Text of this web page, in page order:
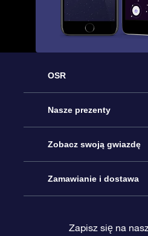
OSR
Obsługa
Kontakt
Blog
Nasze prezenty
Podarunek Gwiazda Online
Pakiet Podarunkowy OSR
Zobacz swoją gwiazdę
Rejestr Gwiazd
Zamawianie i dostawa
Zapisz się na